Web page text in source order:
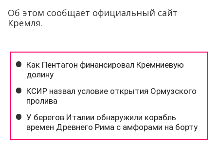
Об этом сообщает официальный сайт
Кремля.